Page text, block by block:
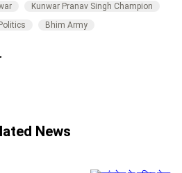
Kunwar Pranav Singh Champion
Bhim Army
News